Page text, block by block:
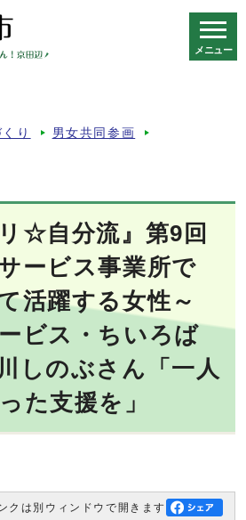
メニュー
り 男女共同参画
☆自分流』第9回
ービス事業所で
活躍する女性～
ビス・ちいろば
しのぶさん「一人
た支援を」
クは別ウィンドウで開きます